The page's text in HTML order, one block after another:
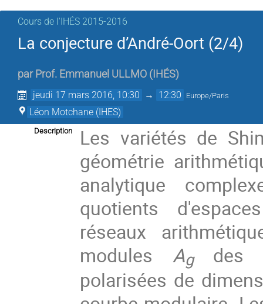
Cours de l'IHÉS­­ 2015-2016
La conjecture d’André-Oort (2/4)
par Prof. Emmanuel ULLMO ( IHÉS)
jeudi 17 mars 2016, 10:30 → 12:30 Europe/Paris
Léon Motchane (IHES)
Description
Les variétés de
géométrie
analytique
quotients
réseaux
modules Agdes
polarisées de